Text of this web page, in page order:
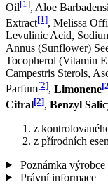
Oil[1], Aloe
Extract[1], Melissa
Levulinic Acid,
Annus (Sunflower)
Tocopherol (Vitamin
Campestris Sterols,
Parfum[2], Limonene
Citral[2], Benzyl
z
z přírodních
Poznámka výrobce
Právní informace